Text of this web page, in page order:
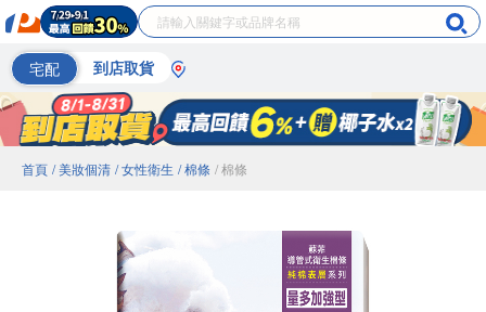
宅配 到店取貨
首頁 / 美妝個清 / 女性衛生 / 棉條 / 棉條